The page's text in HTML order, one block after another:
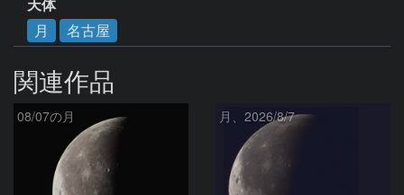
月
名古屋
関連作品
08/07の月 月、2026/8/7